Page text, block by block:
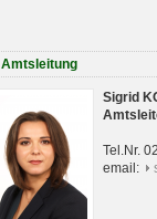
Amtsleitung
Sigrid
Tel.Nr.
email: